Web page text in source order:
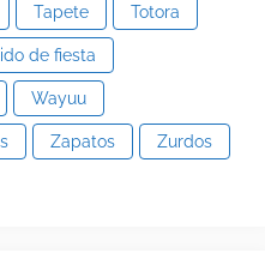
Tapete Totora
de fiesta
Wayuu
Zapatos Zurdos